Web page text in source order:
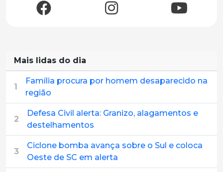
Mais lidas do dia
1
Família procura por homem desaparecido na
região
2
Defesa Civil alerta: Granizo, alagamentos e
destelhamentos
3
Ciclone bomba avança sobre o Sul e coloca
Oeste de SC em alerta